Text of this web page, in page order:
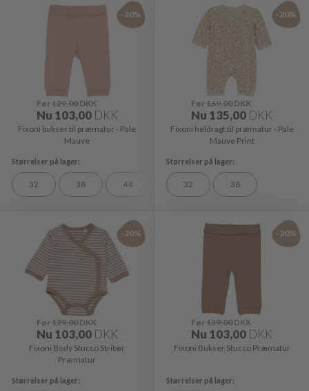
-20%
Før129,00DKK
Nu 103,00 DKK
Fixoni bukser til præmatur - Pale
Mauve
32 38 44
-20%
Før169,00 DKK
Nu 135,00 DKK
Fixoni heldragt til præmatur - Pale
Mauve Print
32 38
-20%
Før129,00DKK
Nu 103,00 DKK
Fixoni Body Stucco Striber
Præmatur
-20%
Før129,00 DKK
Nu 103,00 DKK
Fixoni Bukser Stucco Præmatur